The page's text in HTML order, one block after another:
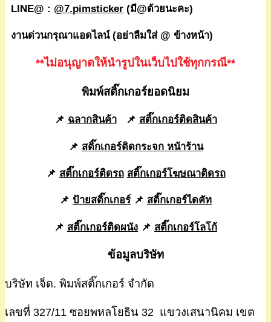
LINE@ : @7.pimsticker (มี@ด้วยนะคะ)
งานด่วนกรุณาแอดไลน์ (อย่าลืมใส่ @ ข้างหน้า)
**ไม่อนุญาตให้นำรูปในเว็บไปใช้ทุกกรณี**
พิมพ์สติ๊กเกอร์ยอดนิยม
📌 ฉลากสินค้า📌 สติ๊กเกอร์ติดสินค้า
📌 สติ๊กเกอร์ติดกระจก หน้าร้าน
📌 สติ๊กเกอร์ติดรถ สติ๊กเกอร์โฆษณาติดรถ
📌 ป้ายสติ๊กเกอร์ 📌 สติ๊กเกอร์ไดคัท
📌 สติ๊กเกอร์ติดผนัง 📌 สติ๊กเกอร์โลโก้
ข้อมูลบริษัท
บริษัท เจ็ด. พิมพ์สติ๊กเกอร์ จำกัด
เลขที่ 327/11 ซอยพหลโยธิน 32 แขวงเสนานิคม เขต